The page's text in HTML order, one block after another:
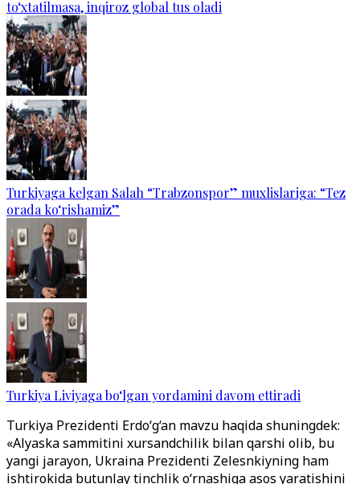
to‘xtatilmasa, inqiroz global tus oladi
Turkiyaga kelgan Salah “Trabzonspor” muxlislariga: “Tez
orada ko‘rishamiz”
Turkiya Liviyaga bo‘lgan yordamini davom ettiradi
Turkiya Prezidenti Erdo‘g‘an mavzu haqida shuningdek:
«Alyaska sammitini xursandchilik bilan qarshi olib, bu
yangi jarayon, Ukraina Prezidenti Zelesnkiyning ham
ishtirokida butunlay tinchlik o‘rnashiga asos yaratishini